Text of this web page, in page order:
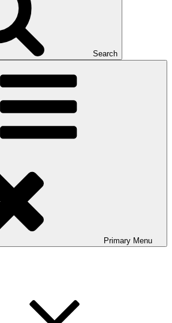
Search
Primary Menu